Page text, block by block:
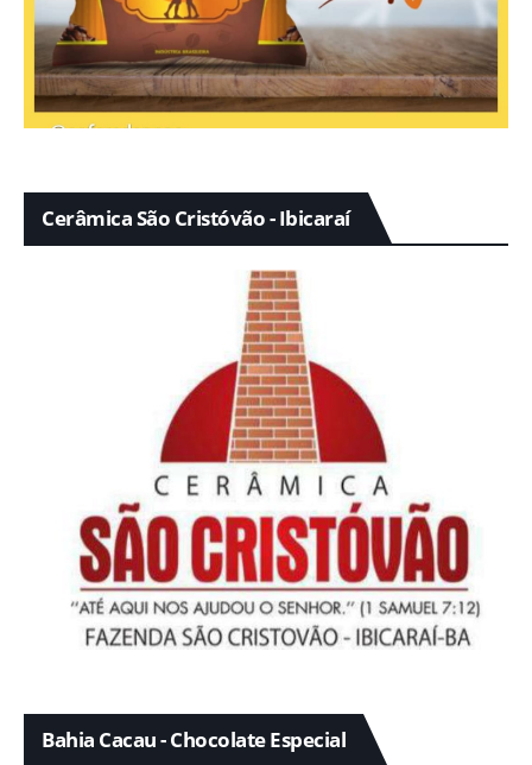
Cerâmica São Cristóvão - Ibicaraí
Bahia Cacau - Chocolate Especial